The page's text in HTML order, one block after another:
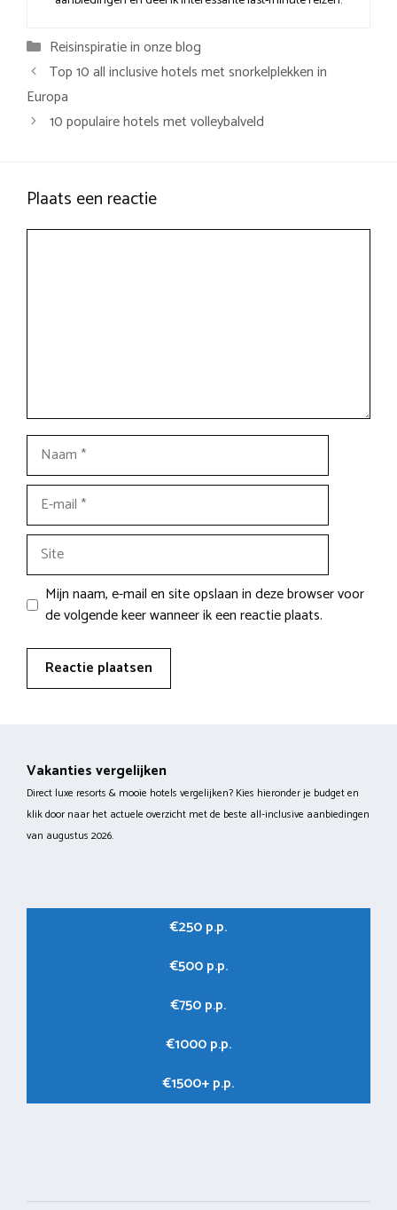
Categorieën
Reisinspiratie in onze blog
Top 10 all inclusive hotels met snorkelplekken in
Europa
10 populaire hotels met volleybalveld
Plaats een reactie
Naam
mail
Site
Mijn naam, e-mail en site opslaan in deze browser voor
de volgende keer wanneer ik een reactie plaats.
Vakanties vergelijken
Direct luxe resorts & mooie hotels vergelijken? Kies hieronder je budget en
klik door naar het actuele overzicht met de beste all-inclusive aanbiedingen
van augustus 2026.
€250 p.p.
€500 p.p.
€750 p.p.
€1000 p.p.
€1500+ p.p.